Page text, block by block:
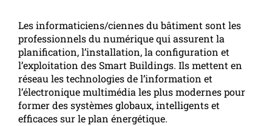
Les informaticiens/ciennes du bâtiment sont les
professionnels du numérique qui assurent la
planification, l’installation, la configuration et
l’exploitation des Smart Buildings. Ils mettent en
réseau les technologies de l’information et
l’électronique multimédia les plus modernes pour
former des systèmes globaux, intelligents et
efficaces sur le plan énergétique.